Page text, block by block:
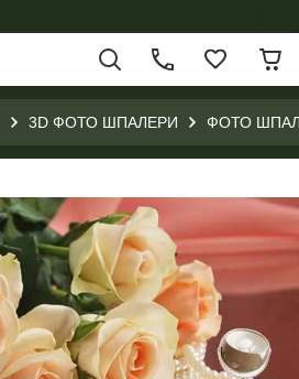
3D ФОТО ШПАЛЕРИ ФОТО